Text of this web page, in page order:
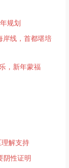
规划
岸线，首都堪培
，新年蒙福
解支持
阴性证明